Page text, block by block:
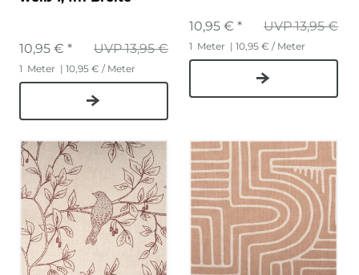
UVP 13,95 €
10,95 € *
1 Meter | 10,95 € / Meter
UVP 13,95 €
10,95 € *
1 Meter | 10,95 € / Meter